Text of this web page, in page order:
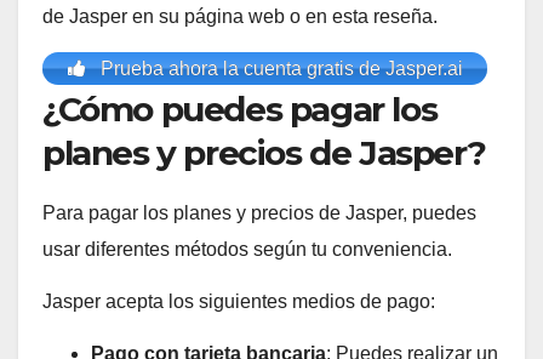
de Jasper en su página web o en esta reseña.
Prueba ahora la cuenta gratis de Jasper.ai
¿Cómo puedes pagar los
planes y precios de Jasper?
Para pagar los planes y precios de Jasper, puedes
usar diferentes métodos según tu conveniencia.
Jasper acepta los siguientes medios de pago:
Pago con tarjeta bancaria: Puedes realizar un